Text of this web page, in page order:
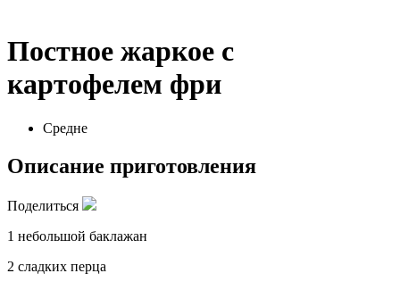
Постное жаркое с
картофелем фри
Средне
Описание приготовления
Поделиться
1 небольшой баклажан
2 сладких перца